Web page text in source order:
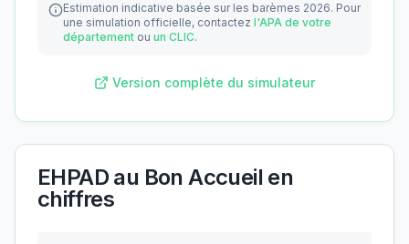
Estimation indicative basée sur les barèmes 2026. Pour
une simulation officielle, contactez l'APA de votre
département ou un CLIC.
Version complète du simulateur
EHPAD au Bon Accueil en
chiffres